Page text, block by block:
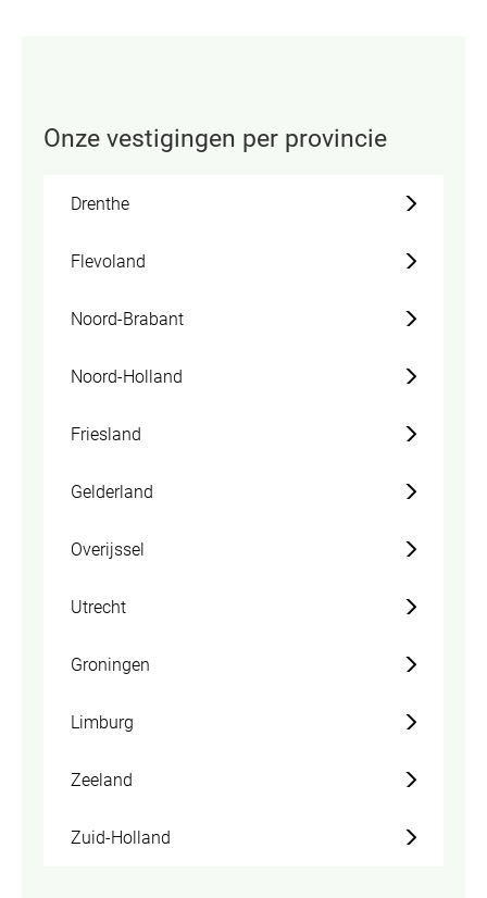
Onze vestigingen per provincie
Drenthe
Flevoland
Noord-Brabant
Noord-Holland
Friesland
Gelderland
Overijssel
Utrecht
Groningen
Limburg
Zeeland
Zuid-Holland